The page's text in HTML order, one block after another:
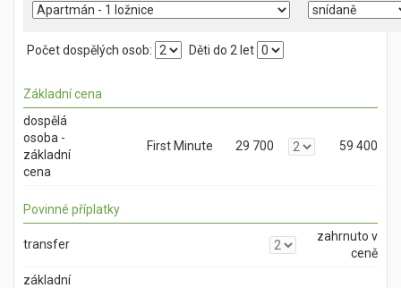
Počet dospělých osob: Děti do 2 let
Základní cena
dospělá
osoba -
základní
cena
First Minute 29 700 59 400
Povinné příplatky
transfer
zahrnuto v
ceně
základní